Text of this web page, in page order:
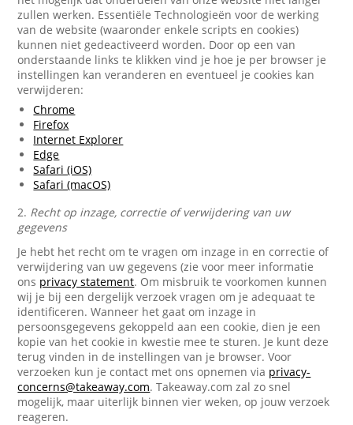
zullen werken. Essentiële Technologieën voor de werking
van de website (waaronder enkele scripts en cookies)
kunnen niet gedeactiveerd worden. Door op een van
onderstaande links te klikken vind je hoe je per browser je
instellingen kan veranderen en eventueel je cookies kan
verwijderen:
Chrome
Firefox
Internet Explorer
Edge
Safari (iOS)
Safari (macOS)
2. Recht op inzage, correctie of verwijdering van uw
gegevens
Je hebt het recht om te vragen om inzage in en correctie of
verwijdering van uw gegevens (zie voor meer informatie
ons privacy statement. Om misbruik te voorkomen kunnen
wij je bij een dergelijk verzoek vragen om je adequaat te
identificeren. Wanneer het gaat om inzage in
persoonsgegevens gekoppeld aan een cookie, dien je een
kopie van het cookie in kwestie mee te sturen. Je kunt deze
terug vinden in de instellingen van je browser. Voor
verzoeken kun je contact met ons opnemen via privacy-
concerns@takeaway.com. Takeaway.com zal zo snel
mogelijk, maar uiterlijk binnen vier weken, op jouw verzoek
reageren.